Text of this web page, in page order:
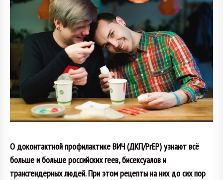
О доконтактной профилактике ВИЧ (ДКП/PrEP) узнают всё
больше и больше российских геев, бисексуалов и
трансгендерных людей. При этом рецепты на них до сих пор